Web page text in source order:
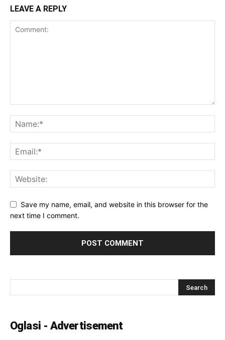
LEAVE A REPLY
Save my name, email, and website in this browser for the
next time I comment.
Oglasi - Advertisement